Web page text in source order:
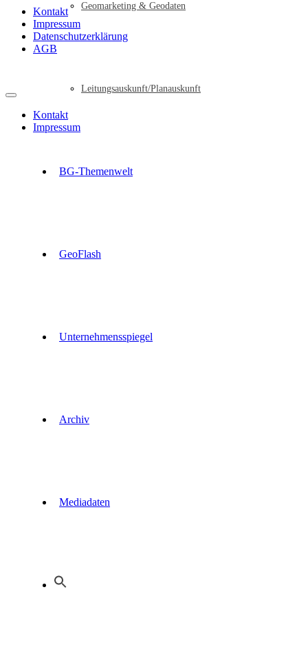
Geomarketing & Geodaten
Leitungsauskunft/Planauskunft
BG-Themenwelt
GeoFlash
Unternehmensspiegel
Archiv
Mediadaten
Kontakt
Impressum
Datenschutzerklärung
AGB
Kontakt
Impressum